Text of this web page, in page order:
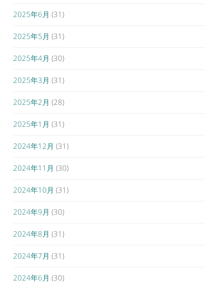
2025年6月 (31)
2025年5月 (31)
2025年4月 (30)
2025年3月 (31)
2025年2月 (28)
2025年1月 (31)
2024年12月 (31)
2024年11月 (30)
2024年10月 (31)
2024年9月 (30)
2024年8月 (31)
2024年7月 (31)
2024年6月 (30)